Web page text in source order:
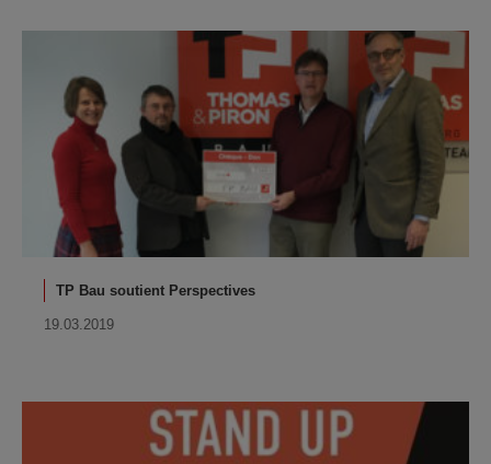
TP Bau soutient Perspectives
19.03.2019